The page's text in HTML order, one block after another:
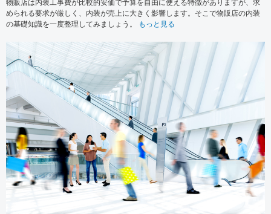
物販店は内装工事費が比較的安価で予算を自由に使える特徴がありますが、求
められる要求が厳しく、内装が売上に大きく影響します。そこで物販店の内装
の基礎知識を一度整理してみましょう。
もっと見る